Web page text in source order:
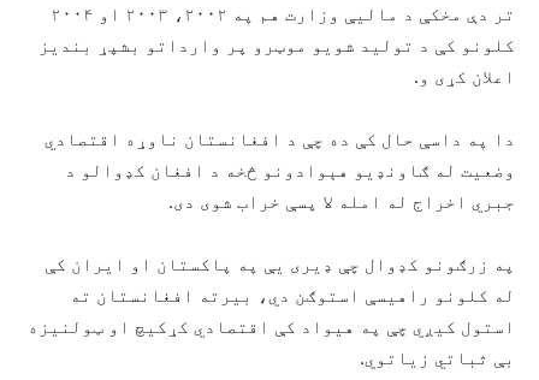
تر دې مخکې د مالیې وزارت هم په ۲۰۰۲، ۲۰۰۳ او ۲۰۰۴
کلونو کې د تولید شویو موټرو پر وارداتو بشپړ بندیز
اعلان کړی و.
دا په داسې حال کې ده چې د افغانستان ناوړه اقتصادي
وضعیت له ګاونډیو هېوادونو څخه د افغان کډوالو د
جبري اخراج له امله لا پسې خراب شوی دی.
په زرګونو کډوال چې ډیری یې په پاکستان او ایران کې
له کلونو راهیسې استوګن دي، بیرته افغانستان ته
استول کیږي چې په هیواد کې اقتصادي کړکیچ او ټولنیزه
بې ثباتي زیاتوي.